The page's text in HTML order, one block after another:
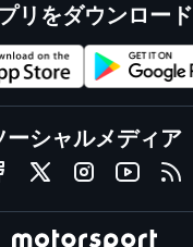
リをダウンロード
ーシャルメディア